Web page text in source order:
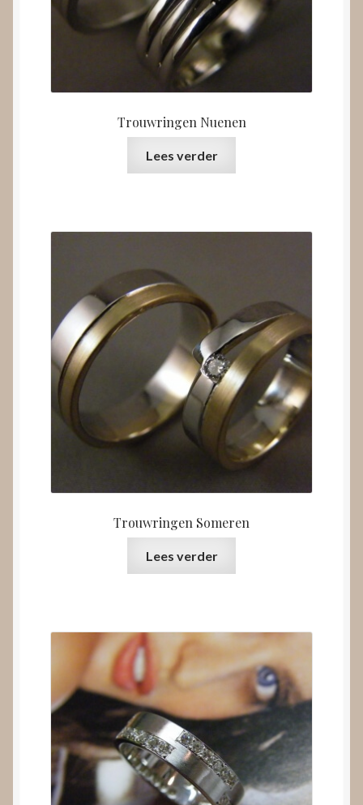
Trouwringen Nuenen
Lees verder
Trouwringen Someren
Lees verder